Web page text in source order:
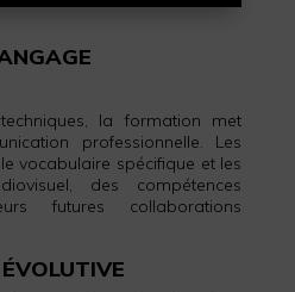
la formation met
professionnelle. Les
vocabulaire spécifique et les
des compétences
futures collaborations